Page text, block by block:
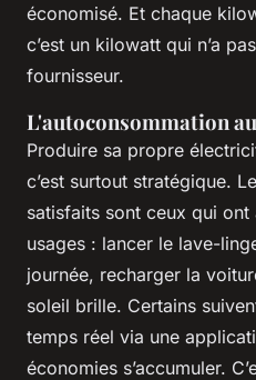
économisé. Et chaque
c’est un kilowatt qui n’a
fournisseur.
L'autoconsommation
Produire sa propre
c’est surtout stratégique.
satisfaits sont ceux qui
usages : lancer le lave-
journée, recharger la
soleil brille. Certains
temps réel via une
économies s’accumuler.